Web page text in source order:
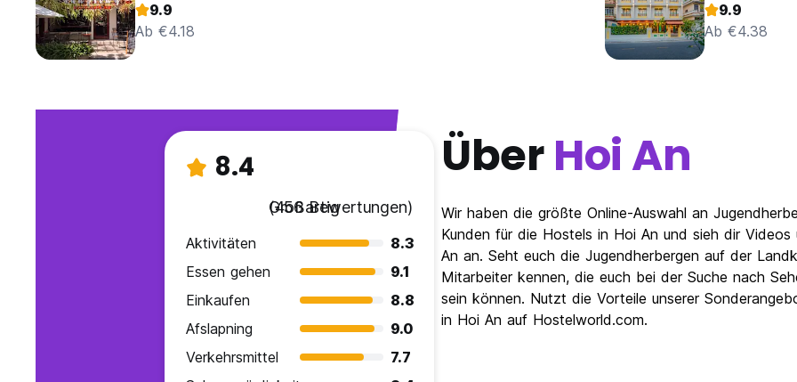
9.9
Ab €4.18
9.9
Ab €4.38
8.4
Großartig
(456 Bewertungen)
Aktivitäten
8.3
Essen gehen
9.1
Einkaufen
8.8
Afslapning
9.0
Verkehrsmittel
7.7
ÜberHoi An
Wir haben die größte Online-Auswahl an
Kunden für die Hostels in Hoi An und sieh dir
An an. Seht euch die Jugendherbergen auf der
Mitarbeiter kennen, die euch bei der Suche nach
sein können. Nutzt die Vorteile unserer
in Hoi An auf Hostelworld.com.